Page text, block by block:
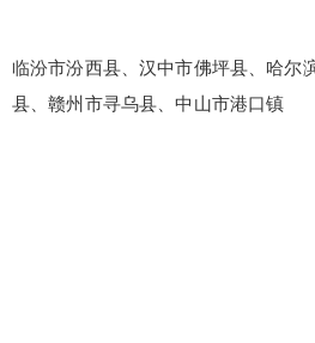
临汾市汾西县、汉中市佛坪县、哈尔
县、赣州市寻乌县、中山市港口镇
立刻支付